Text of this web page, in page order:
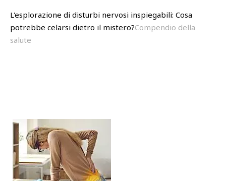
L'esplorazione di disturbi nervosi inspiegabili: Cosa
potrebbe celarsi dietro il mistero?Compendio della
salute